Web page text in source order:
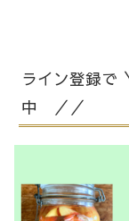
ライン登録で
中 ／／